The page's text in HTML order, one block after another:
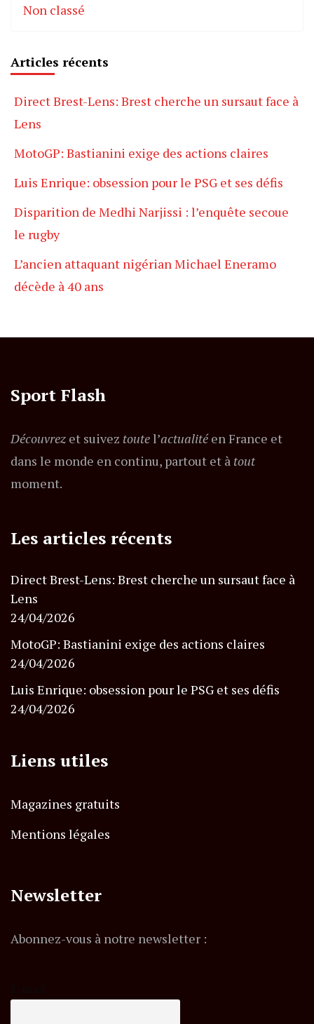
Non classé
Articles récents
Direct Brest-Lens: Brest cherche un sursaut face à
Lens
MotoGP: Bastianini exige des actions claires
Luis Enrique: obsession pour le PSG et ses défis
Disparition de Medhi Narjissi : l’enquête secoue
le rugby
L’ancien attaquant nigérian Michael Eneramo
décède à 40 ans
Sport Flash
Découvrez et suivez toutel’actualitéen France et
dans le monde en continu, partout et à tout
moment.
Les articles récents
Direct Brest-Lens: Brest cherche un sursaut face à
Lens
24/04/2026
MotoGP: Bastianini exige des actions claires
24/04/2026
Luis Enrique: obsession pour le PSG et ses défis
24/04/2026
Liens utiles
Magazines gratuits
Mentions légales
Newsletter
Abonnez-vous à notre newsletter :